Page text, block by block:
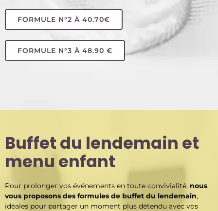
FORMULE N°2 À 40.70€
FORMULE N°3 À 48.90 €
Buffet du lendemain et
menu enfant
Pour prolonger vos événements en toute convivialité, nous
vous proposons des formules de buffet du lendemain,
idéales pour partager un moment plus détendu avec vos